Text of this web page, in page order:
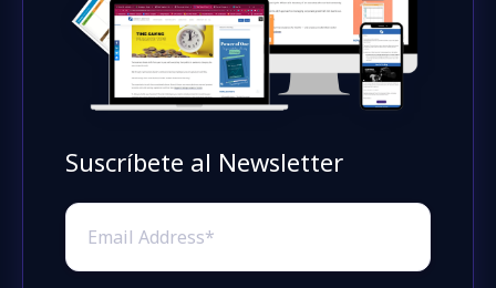
Suscríbete al Newsletter